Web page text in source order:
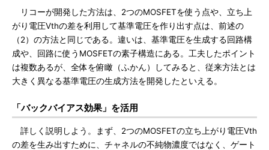
リコーが開発した方法は、2つのMOSFETを使う点や、立ち上
がり電圧Vthの差を利用して基準電圧を作り出す点は、前述の
（2）の方法と同じである。違いは、基準電圧を生成する回路構
成や、回路に使うMOSFETの素子構造にある。工夫したポイント
は複数あるが、全体を俯瞰（ふかん）してみると、従来方法とは
大きく異なる基準電圧の生成方法を開発したといえる。
「バックバイアス効果」を活用
詳しく説明しよう。まず、2つのMOSFETの立ち上がり電圧Vth
の差を生み出すために、チャネルの不純物濃度ではなく、ゲート